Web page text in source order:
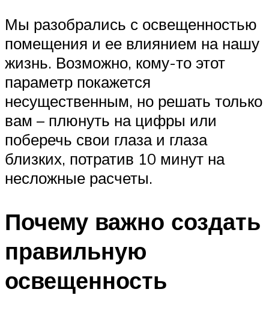
Мы разобрались с освещенностью
помещения и ее влиянием на нашу
жизнь. Возможно, кому-то этот
параметр покажется
несущественным, но решать только
вам – плюнуть на цифры или
поберечь свои глаза и глаза
близких, потратив 10 минут на
несложные расчеты.
Почему важно создать
правильную
освещенность